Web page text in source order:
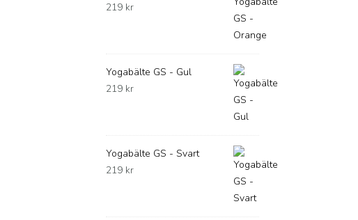
219 kr
Yogabälte GS - Gul
219 kr
Yogabälte GS - Svart
219 kr